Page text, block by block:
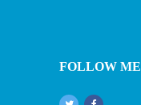
FOLLOW ME